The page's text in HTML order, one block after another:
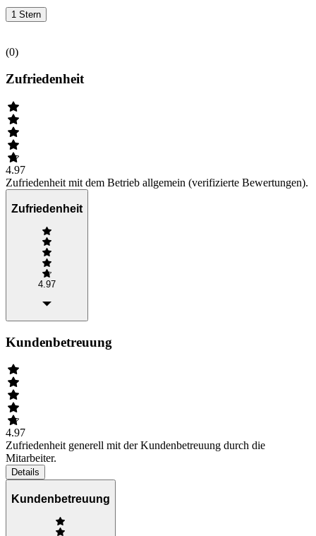
1 Stern
(0)
Zufriedenheit
4.97
Zufriedenheit mit dem Betrieb allgemein (verifizierte Bewertungen).
Zufriedenheit
4.97
Kundenbetreuung
4.97
Zufriedenheit generell mit der Kundenbetreuung durch die
Mitarbeiter.
Details
Kundenbetreuung